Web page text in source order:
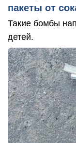
пакеты от
Такие бомбы
детей.